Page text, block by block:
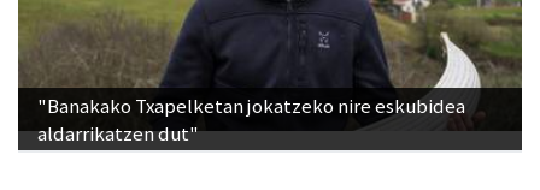
"Banakako Txapelketan jokatzeko nire eskubidea
aldarrikatzen dut"